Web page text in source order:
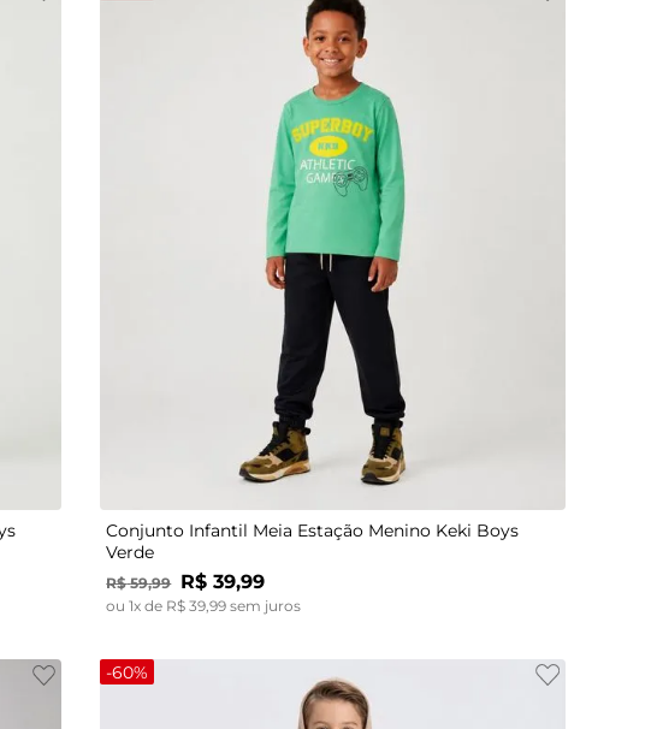
4 6
3 4 6
Conjunto Infantil Meia Estação Menino Keki Boys
Verde
R$ 59,99 R$ 39,99
ou1x de R$ 39,99 sem juros
-60%